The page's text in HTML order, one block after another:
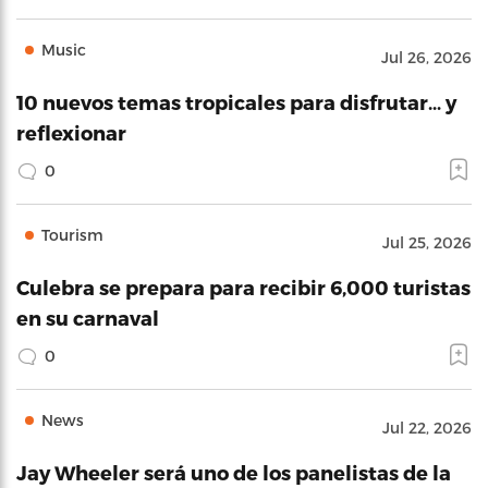
Music Jul 26, 2026
10 nuevos temas tropicales para disfrutar… y
reflexionar
0
Tourism Jul 25, 2026
Culebra se prepara para recibir 6,000 turistas
en su carnaval
0
News Jul 22, 2026
Jay Wheeler será uno de los panelistas de la